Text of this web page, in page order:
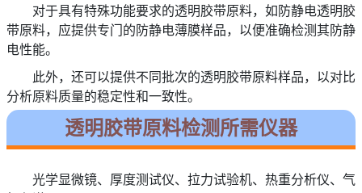
对于具有特殊功能要求的透明胶带原料，如防静电透明胶
带原料，应提供专门的防静电薄膜样品，以便准确检测其防静
电性能。
此外，还可以提供不同批次的透明胶带原料样品，以对比
分析原料质量的稳定性和一致性。
透明胶带原料检测所需仪器
光学显微镜、厚度测试仪、拉力试验机、热重分析仪、气